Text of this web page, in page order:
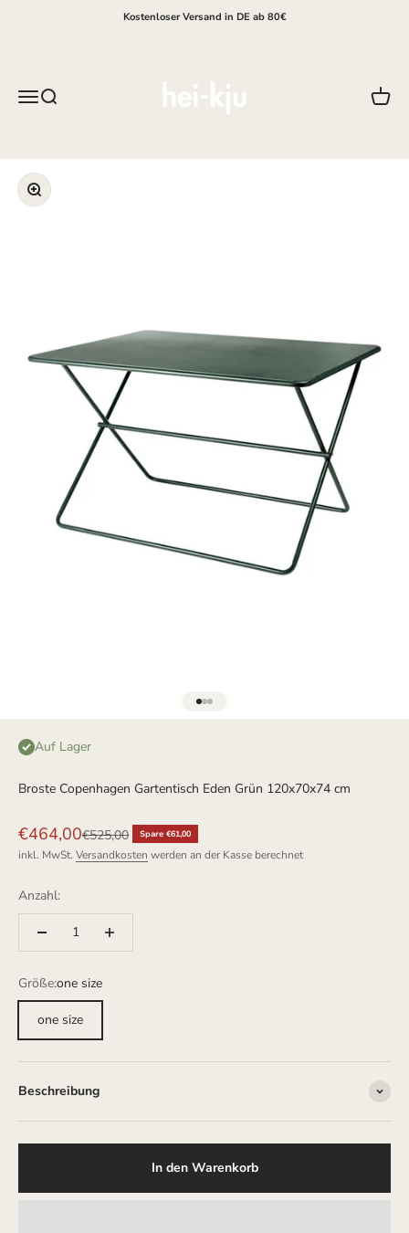
Kostenloser Versand in DE ab 80€
MenüSuche
Bild vergrößern
Auf Lager
Broste Copenhagen Gartentisch Eden Grün 120x70x74 cm
Angebot
€464,00Regulärer Preis
€525,00 Spare €61,00
inkl. MwSt. Versandkosten werden an der Kasse berechnet
Anzahl:
Größe:one size
one size
Beschreibung
In den Warenkorb